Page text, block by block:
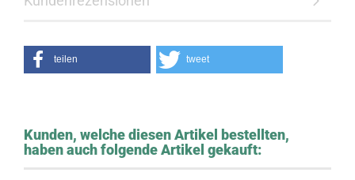
teilen tweet
Kunden, welche diesen Artikel bestellten,
haben auch folgende Artikel gekauft: